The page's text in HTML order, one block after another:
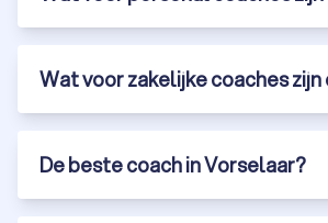
Wat voor zakelijke coaches zijn
De beste coach in Vorselaar?